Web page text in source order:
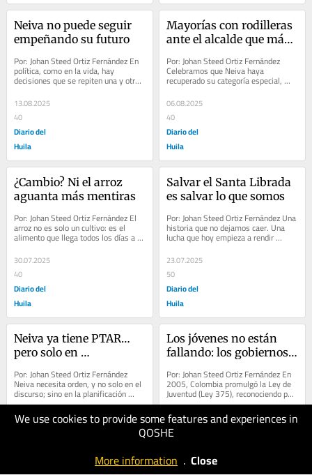
We use cookies to provide some features and experiences in
QOSHE
More information . Close
Neiva no puede seguir
empeñando su futuro
Por: Johan Steed Ortiz Fernández En
política, como en la vida, hay
decisiones que se repiten una y otra
vez, aunque la experiencia demuestre
que no...
13.08.2025
40
Diario del
Huila
Mayorías con rodilleras
ante el alcalde que más
Por: Johan Steed Ortiz Fernández
Celebramos que Neiva haya
recuperado su categoría especial,
pérdida que conviene recordarlo, solo
cuatro...
06.08.2025
40
Diario del
Huila
¿Cambio? Ni el arroz
aguanta más mentiras
Por: Johan Steed Ortiz Fernández El
arroz no es solo un cultivo: es el
alimento que llega todos los días a la
mesa de millones de familias...
30.07.2025
40
Diario del
Huila
Salvar el Santa Librada
es salvar lo que somos
Por: Johan Steed Ortiz Fernández Una
historia que no dejamos caer. Una
lucha que hoy empieza a rendir
frutos. Porque la educación sí tiene
quien la...
23.07.2025
50
Diario del
Huila
Neiva ya tiene PTAR…
pero solo en
Por: Johan Steed Ortiz Fernández
Neiva necesita orden, y no solo en el
discurso; sino en la planificación
concreta, también en proyectos que...
16.07.2025
Los jóvenes no están
fallando: los gobiernos
Por: Johan Steed Ortiz Fernández En
2005, Colombia promulgó la Ley de
Juventud (Ley 375), reconociendo por
primera vez a los jóvenes como
sujetos...
09.07.2025
50
Huila